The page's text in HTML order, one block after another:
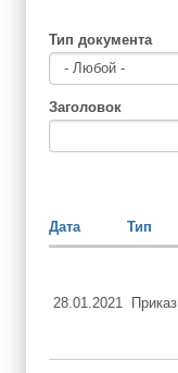
Тип документа
Заголовок
Дата Тип
28.01.2021 Приказ